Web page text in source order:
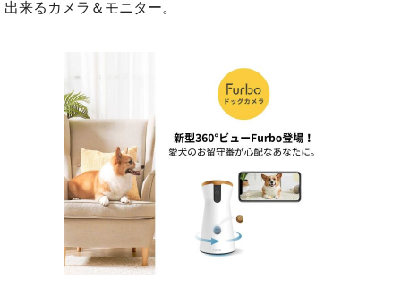
出来るカメラ＆モニター。